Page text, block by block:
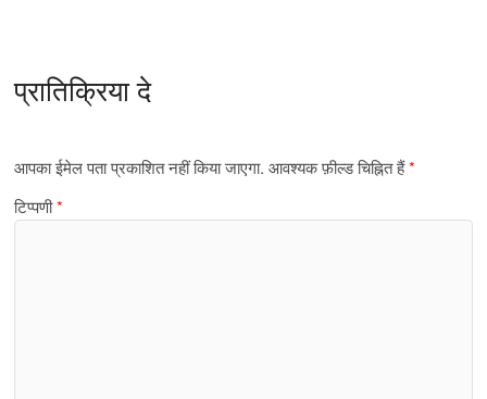
प्रातिक्रिया दे
आपका ईमेल पता प्रकाशित नहीं किया जाएगा. आवश्यक फ़ील्ड चिह्नित हैं*
टिप्पणी*